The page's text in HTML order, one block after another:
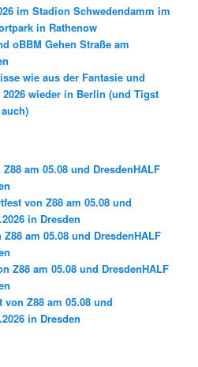
im Stadion Schwedendamm im
in Rathenow
oBBM Gehen Straße am
wie aus der Fantasie und
wieder in Berlin (und Tigst
am 05.08 und DresdenHALF
von Z88 am 05.08 und
in Dresden
am 05.08 und DresdenHALF
Z88 am 05.08 und DresdenHALF
von Z88 am 05.08 und
in Dresden